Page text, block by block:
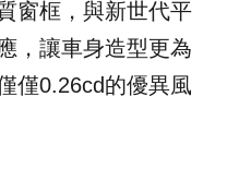
窗框，與新世代平
，讓車身造型更為
僅0.26cd的優異風